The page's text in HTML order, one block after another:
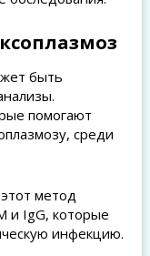
быть
помогают
среди
метод
и IgG, которые
инфекцию.